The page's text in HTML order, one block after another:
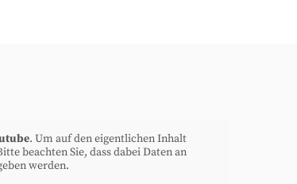
. Um auf den eigentlichen Inhalt
beachten Sie, dass dabei Daten an
werden.